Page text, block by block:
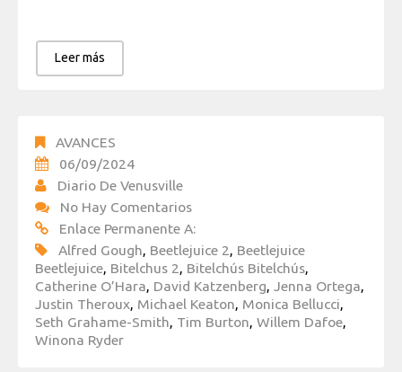
Leer más
AVANCES
06/09/2024
Diario De Venusville
No Hay Comentarios
Enlace Permanente A:
Alfred Gough, Beetlejuice 2, Beetlejuice
Beetlejuice, Bitelchus 2, Bitelchús Bitelchús,
Catherine O’Hara, David Katzenberg, Jenna Ortega,
Justin Theroux, Michael Keaton, Monica Bellucci,
Seth Grahame-Smith, Tim Burton, Willem Dafoe,
Winona Ryder